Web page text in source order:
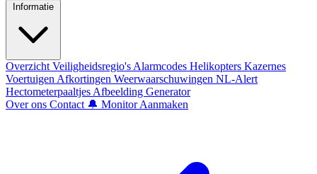
Informatie
Overzicht Veiligheidsregio's Alarmcodes Helikopters Kazernes
Voertuigen Afkortingen Weerwaarschuwingen NL-Alert
Hectometerpaaltjes Afbeelding Generator
Over ons Contact 🔔 Monitor Aanmaken